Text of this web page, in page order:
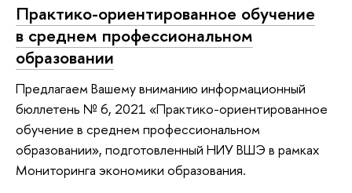
Практико-ориентированное обучение
в среднем профессиональном
образовании
Предлагаем Вашему вниманию информационный
бюллетень № 6, 2021 «Практико-ориентированное
обучение в среднем профессиональном
образовании», подготовленный НИУ ВШЭ в рамках
Мониторинга экономики образования.